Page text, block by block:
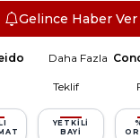
Gelince Haber Ver
Daha Fazla
Teklif
YETKILI
BAYI